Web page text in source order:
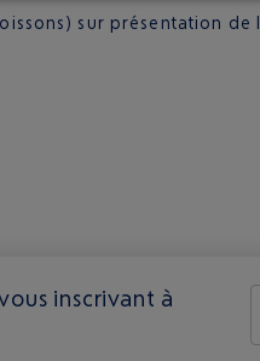
sur présentation de
inscrivant à